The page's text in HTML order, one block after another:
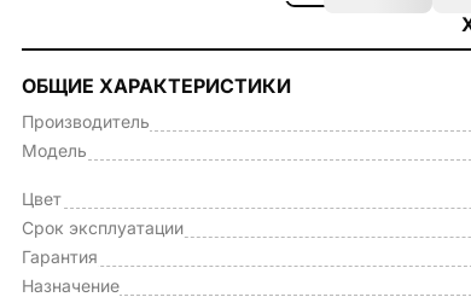
ОБЩИЕ ХАРАКТЕРИСТИКИ
Производитель
Модель
Цвет
Срок эксплуатации
Гарантия
Назначение